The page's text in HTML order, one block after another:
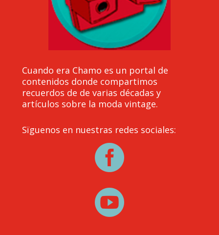
Cuando era Chamo es un portal de
contenidos donde compartimos
recuerdos de de varias décadas y
artículos sobre la moda vintage.
Sïguenos en nuestras redes sociales:

